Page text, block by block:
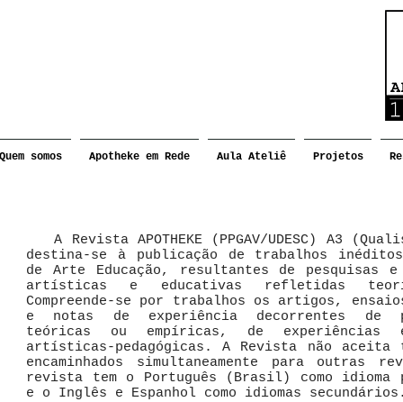
Quem somos Apotheke em Rede Aula Ateliê Projetos
A Revista APOTHEKE (PPGAV/UDESC) A3
destina-se à publicação de trabalhos
de Arte Educação, resultantes de pesquisas
artísticas e educativas refletidas
Compreende-se por trabalhos os artigos,
e notas de experiência decorrentes de
teóricas ou empíricas, de experiências
artísticas-pedagógicas. A Revista não aceita
encaminhados simultaneamente para outras
revista tem o Português (Brasil) como idioma
e o Inglês e Espanhol como idiomas